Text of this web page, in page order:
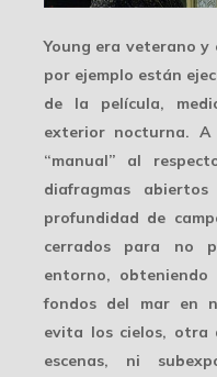
Young era veterano y
por ejemplo están
de la película,
exterior nocturna.
“manual” al
diafragmas
profundidad de
cerrados para no
entorno,
fondos del mar en
evita los cielos, otra
escenas, ni